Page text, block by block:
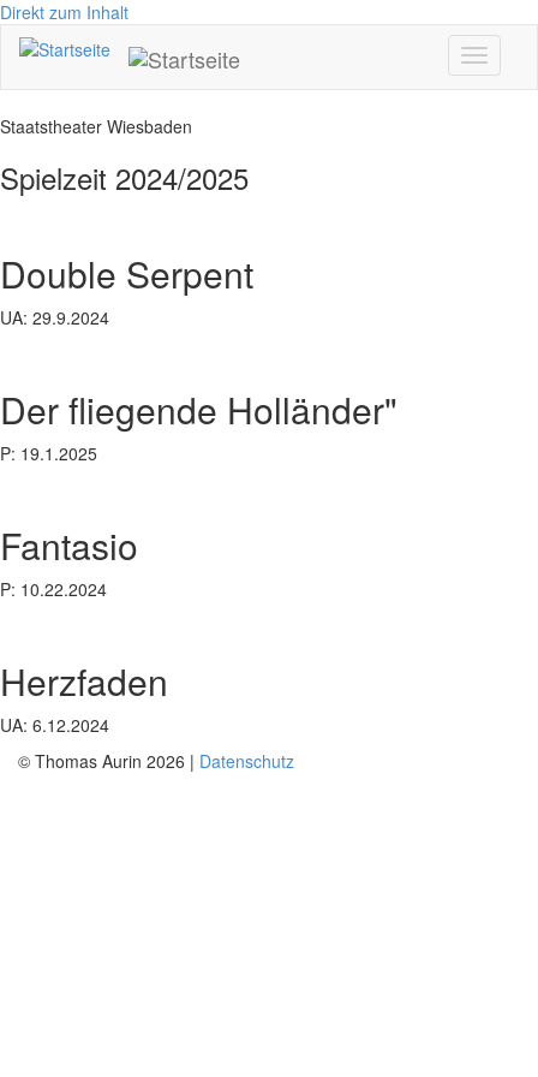
Direkt zum Inhalt
Toggle
Staatstheater Wiesbaden
Spielzeit 2024/2025
Double Serpent
UA: 29.9.2024
Der fliegende Holländer"
P: 19.1.2025
Fantasio
P: 10.22.2024
Herzfaden
UA: 6.12.2024
© Thomas Aurin 2026 | Datenschutz